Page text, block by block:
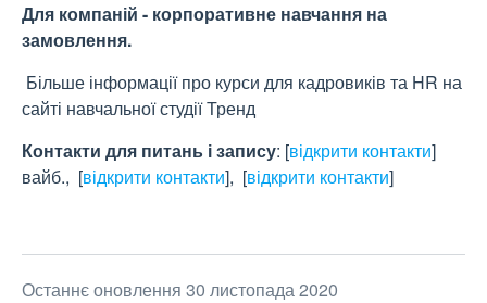
Для компаній - корпоративне навчання на
замовлення.
Більше інформації про курси для кадровиків та HR на
сайті навчальної студії Тренд
Контакти для питань і запису: [відкрити контакти]
вайб., [відкрити контакти], [відкрити контакти]
Останнє оновлення 30 листопада 2020